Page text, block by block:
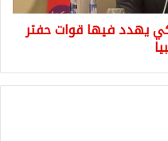
يهدد فيها قوات حفتر